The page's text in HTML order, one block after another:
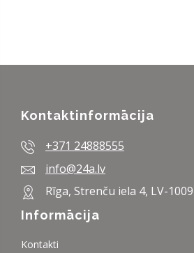
Kontaktinformācija
+371 24888555
info@24a.lv
Rīga, Strenču iela 4, LV-1009
Informācija
Kontakti